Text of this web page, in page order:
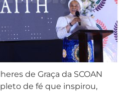
de Graça da SCOAN
de fé que inspirou,